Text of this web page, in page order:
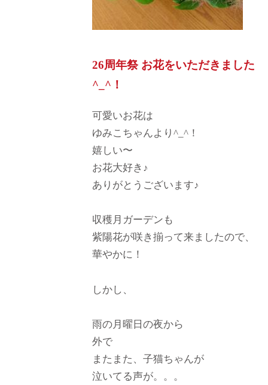
26周年祭 お花をいただきました
^_^！
可愛いお花は
ゆみこちゃんより^_^！
嬉しい〜
お花大好き♪
ありがとうございます♪
収穫月ガーデンも
紫陽花が咲き揃って来ましたので、
華やかに！
しかし、
雨の月曜日の夜から
外で
またまた、子猫ちゃんが
泣いてる声が。。。